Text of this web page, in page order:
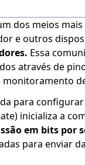
dos meios
e outros
Essa
através de
para
inicializa a
em bits por
para enviar